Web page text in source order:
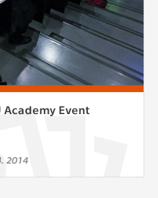
Academy Event
2014